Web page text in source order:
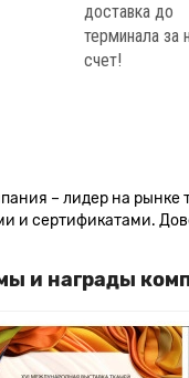
доставка до
терминала за
счет!
– лидер на рынке
и сертификатами.
и награды